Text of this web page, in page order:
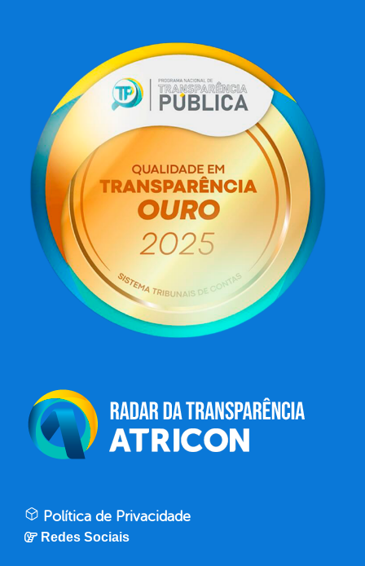
Política de Privacidade
Redes Sociais